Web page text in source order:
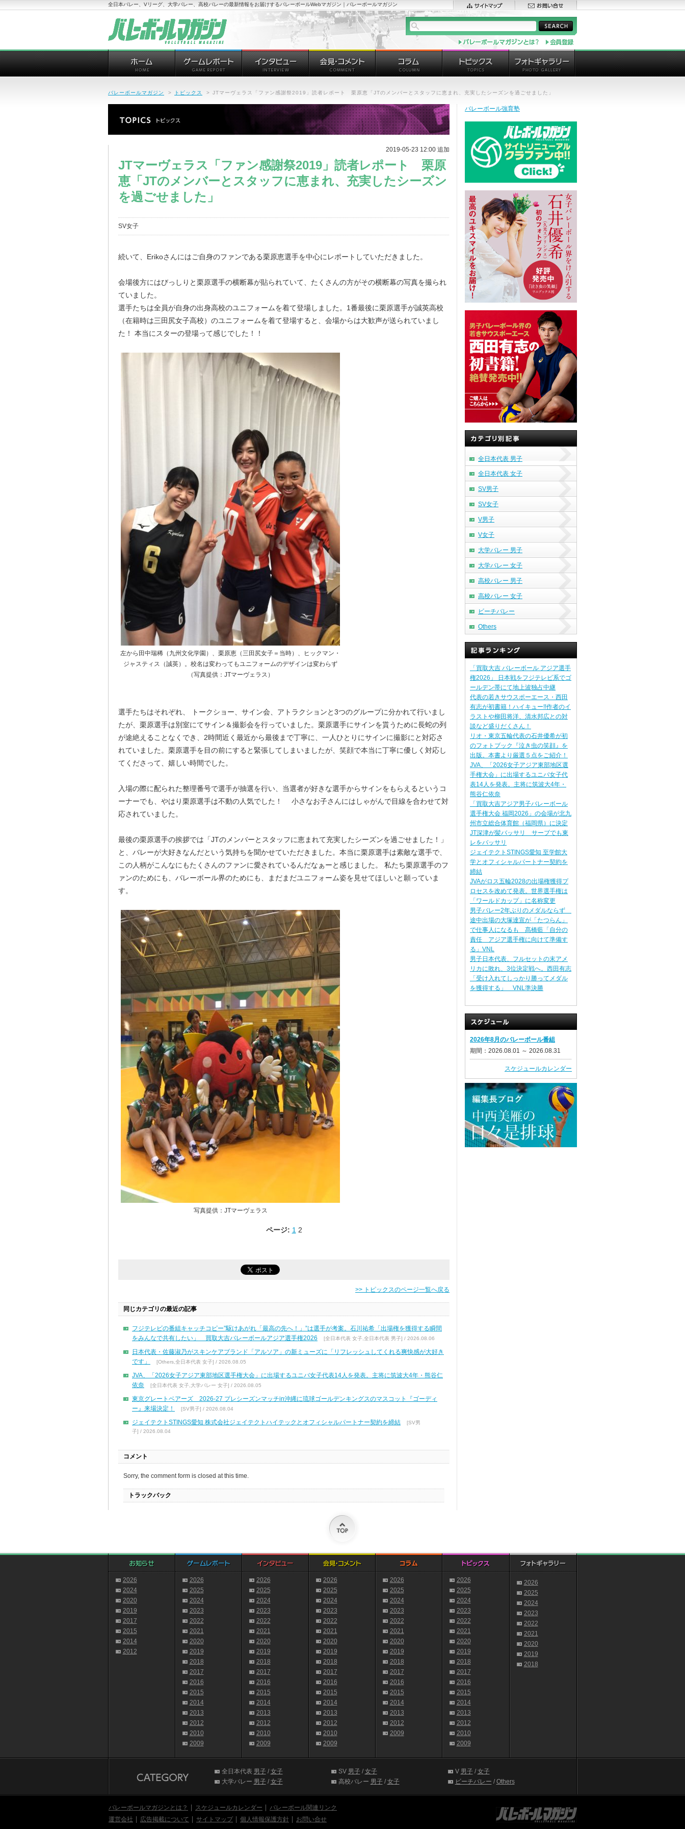
全日本バレー、Vリーグ、大学バレー、高校バレーの最新情報をお届けするバレーボールWebマガジン｜バレーボールマガジン
バレーボールマガジン > トピックス > JTマーヴェラス「ファン感謝祭2019」読者レポート 栗原恵「JTのメンバーとスタッフに恵まれ、充実したシーズンを過ごせました」
2019-05-23 12:00 追加
JTマーヴェラス「ファン感謝祭2019」読者レポート 栗原
恵「JTのメンバーとスタッフに恵まれ、充実したシーズン
を過ごせました」
SV女子
続いて、Erikoさんにはご自身のファンである栗原恵選手を中心にレポートしていただきました。
会場後方にはびっしりと栗原選手の横断幕が貼られていて、たくさんの方がその横断幕の写真を撮られ
ていました。
選手たちは全員が自身の出身高校のユニフォームを着て登場しました。1番最後に栗原選手が誠英高校
（在籍時は三田尻女子高校）のユニフォームを着て登場すると、会場からは大歓声が送られていまし
た！ 本当にスターの登場って感じでした！！
左から田中瑞稀（九州文化学園）、栗原恵（三田尻女子＝当時）、ヒックマン・
ジャスティス（誠英）。校名は変わってもユニフォームのデザインは変わらず
（写真提供：JTマーヴェラス）
選手たちはそれぞれ、 トークショー、サイン会、アトラクションと3つのグループに分かれて行いまし
たが、栗原選手は別室にてサイン＆撮影会を行っていました。栗原選手にサインを貰うために長蛇の列
が途絶えることなくでき、2時間近く最近から最後まで丁寧に、一人ひとりにサインに撮影にと対応さ
れていました。栗原選手を目の前にすると緊張してしまいましたが、笑顔で本当に丁寧に優しく対応し
てくださって、嬉しい時間でした。
入場の際に配られた整理番号で選手が抽選を行い、当選者が好きな選手からサインをもらえるというコ
ーナーでも、やはり栗原選手は不動の人気でした！ 小さなお子さんにはしゃがんで目線を合わせて対
応されていました。
最後の栗原選手の挨拶では「JTのメンバーとスタッフに恵まれて充実したシーズンを過ごせました！」
と、バレーが大好きなんだという気持ちを聞かせていただきました。本当に栗原選手は素敵な選手で、
この人柄がこんなにもたくさんのファンに愛されているんだなぁーと感じました。 私たち栗原選手のフ
ァンのためにも、バレーボール界のためにも、まだまだユニフォーム姿を見せてほしいと願っていま
す。
写真提供：JTマーヴェラス
ページ: 1 2
>> トピックスのページ一覧へ戻る
同じカテゴリの最近の記事
フジテレビの番組キャッチコピー”駆けあがれ「最高の先へ！」”は選手が考案。石川祐希「出場権を獲得する瞬間
をみんなで共有したい」 買取大吉バレーボールアジア選手権2026
[全日本代表 女子,全日本代表 男子] / 2026.08.06
日本代表・佐藤淑乃がスキンケアブランド「アルソア」の新ミューズに「リフレッシュしてくれる爽快感が大好き
です」
[Others,全日本代表 女子] / 2026.08.05
JVA、「2026女子アジア東部地区選手権大会」に出場するユニバ女子代表14人を発表。主将に筑波大4年・熊谷仁
依奈
[全日本代表 女子,大学バレー 女子] / 2026.08.05
東京グレートベアーズ 2026-27 プレシーズンマッチin沖縄に琉球ゴールデンキングスのマスコット『ゴーディ
ー』来場決定！
[SV男子] / 2026.08.04
ジェイテクトSTINGS愛知 株式会社ジェイテクトハイテックとオフィシャルパートナー契約を締結 [SV男
子] / 2026.08.04
コメント
Sorry, the comment form is closed at this time.
トラックバック
バレーボール強育塾
全日本代表 男子
全日本代表 女子
SV男子
SV女子
V男子
V女子
大学バレー 男子
大学バレー 女子
高校バレー 男子
高校バレー 女子
ビーチバレー
Others
「買取大吉 バレーボール アジア選手
権2026」 日本戦をフジテレビ系でゴ
ールデン帯にて地上波独占中継
代表の若きサウスポーエース・西田
有志が初書籍！ハイキュー!!作者のイ
ラストや柳田将洋、清水邦広との対
談など盛りだくさん！
リオ・東京五輪代表の石井優希が初
のフォトブック『泣き虫の笑顔』を
出版。本書より厳選５点をご紹介！
JVA、「2026女子アジア東部地区選
手権大会」に出場するユニバ女子代
表14人を発表。主将に筑波大4年・
熊谷仁依奈
「買取大吉アジア男子バレーボール
選手権大会 福岡2026」の会場が北九
州市立総合体育館（福岡県）に決定
JT深津が髪バッサリ サーブでも東
レをバッサリ
ジェイテクトSTINGS愛知 至学館大
学とオフィシャルパートナー契約を
締結
JVAがロス五輪2028の出場権獲得プ
ロセスを改めて発表。世界選手権は
「ワールドカップ」に名称変更
男子バレー2年ぶりのメダルならず
途中出場の大塚達宣が「たつらん」
で仕事人になるも 髙橋藍「自分の
責任 アジア選手権に向けて準備す
る」VNL
男子日本代表、フルセットの末アメ
リカに敗れ、3位決定戦へ。西田有志
「受け入れてしっかり勝ってメダル
を獲得する」 VNL準決勝
2026年8月のバレーボール番組
期間：2026.08.01 ～ 2026.08.31
スケジュールカレンダー
2026
2024
2020
2019
2017
2015
2014
2012
2026
2025
2024
2023
2022
2021
2020
2019
2018
2017
2016
2015
2014
2013
2012
2010
2009
2026
2025
2024
2023
2022
2021
2020
2019
2018
2017
2016
2015
2014
2013
2012
2010
2009
2026
2025
2024
2023
2022
2021
2020
2019
2018
2017
2016
2015
2014
2013
2012
2010
2009
2026
2025
2024
2023
2022
2021
2020
2019
2018
2017
2016
2015
2014
2013
2012
2009
2026
2025
2024
2023
2022
2021
2020
2019
2018
2017
2016
2015
2014
2013
2012
2010
2009
2026
2025
2024
2023
2022
2021
2020
2019
2018
全日本代表 男子/ 女子 SV 男子/ 女子 V 男子/ 女子
大学バレー 男子/ 女子 高校バレー 男子/ 女子 ビーチバレー / Others
バレーボールマガジンとは？ スケジュールカレンダー
バレーボール関連リンク
運営会社
広告掲載について サイトマップ 個人情報保護方針 お問い合せ